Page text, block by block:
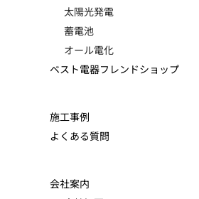
太陽光発電
蓄電池
オール電化
ベスト電器フレンドショップ
施工事例
よくある質問
会社案内